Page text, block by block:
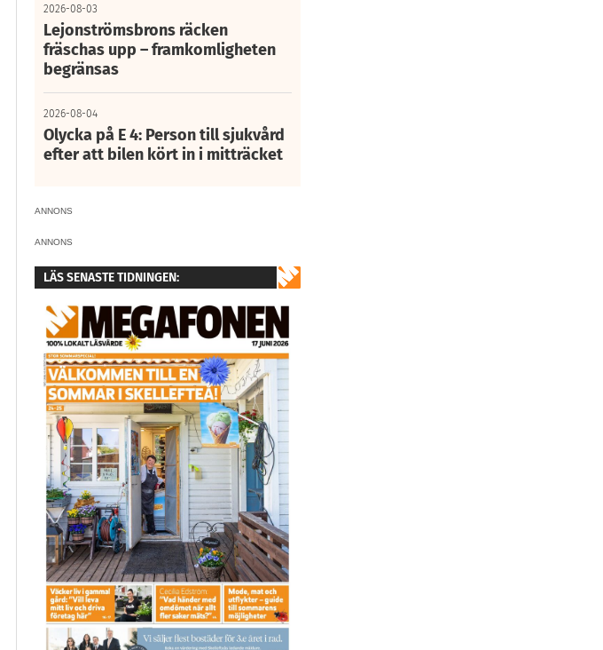
2026-08-03
Lejonströmsbrons räcken
fräschas upp – framkomligheten
begränsas
2026-08-04
Olycka på E 4: Person till sjukvård
efter att bilen kört in i mitträcket
ANNONS
ANNONS
LÄS SENASTE TIDNINGEN: